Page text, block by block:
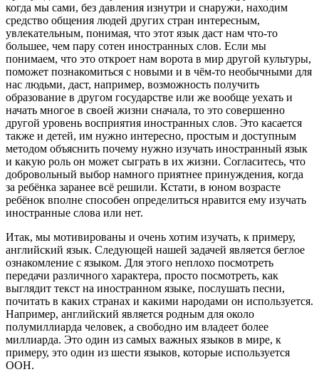
когда мы сами, без давления изнутри и снаружи, находим
средство общения людей других стран интересным,
увлекательным, понимая, что этот язык даст нам что-то
большее, чем пару сотен иностранных слов. Если мы
понимаем, что это откроет нам ворота в мир другой культуры,
поможет познакомиться с новыми и в чём-то необычными для
нас людьми, даст, например, возможность получить
образование в другом государстве или же вообще уехать и
начать многое в своей жизни сначала, то это совершенно
другой уровень восприятия иностранных слов. Это касается
также и детей, им нужно интересно, простым и доступным
методом объяснить почему нужно изучать иностранный язык
и какую роль он может сыграть в их жизни. Согласитесь, что
добровольный выбор намного приятнее принуждения, когда
за ребёнка заранее всё решили. Кстати, в юном возрасте
ребёнок вполне способен определиться нравится ему изучать
иностранные слова или нет.
Итак, мы мотивированы и очень хотим изучать, к примеру,
английский язык. Следующей нашей задачей является беглое
ознакомление с языком. Для этого неплохо посмотреть
передачи различного характера, просто посмотреть, как
выглядит текст на иностранном языке, послушать песни,
почитать в каких странах и какими народами он используется.
Например, английский является родным для около
полумиллиарда человек, а свободно им владеет более
миллиарда. Это один из самых важных языков в мире, к
примеру, это один из шести языков, которые используется
ООН.